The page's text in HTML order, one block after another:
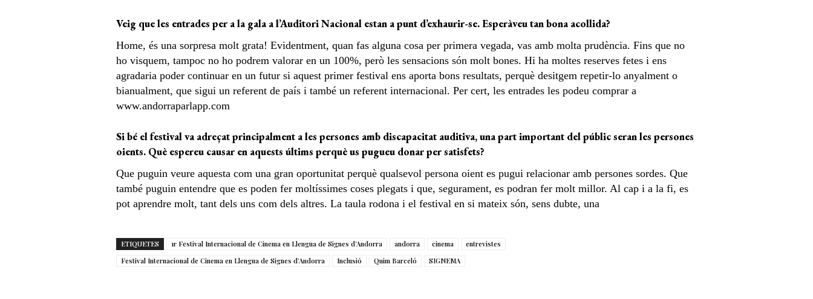
Veig que les entrades per a la gala a l’Auditori Nacional estan a punt d’exhaurir-se. Esperàveu tan bona acollida?
Home, és una sorpresa molt grata! Evidentment, quan fas alguna cosa per primera vegada, vas amb molta prudència. Fins que no
ho visquem, tampoc no ho podrem valorar en un 100%, però les sensacions són molt bones. Hi ha moltes reserves fetes i ens
agradaria poder continuar en un futur si aquest primer festival ens aporta bons resultats, perquè desitgem repetir-lo anyalment o
bianualment, que sigui un referent de país i també un referent internacional. Per cert, les entrades les podeu comprar a
www.andorraparlapp.com
Si bé el festival va adreçat principalment a les persones amb discapacitat auditiva, una part important del públic seran les persones
oients. Què espereu causar en aquests últims perquè us pugueu donar per satisfets?
Que puguin veure aquesta com una gran oportunitat perquè qualsevol persona oient es pugui relacionar amb persones sordes. Que
també puguin entendre que es poden fer moltíssimes coses plegats i que, segurament, es podran fer molt millor. Al cap i a la fi, es
pot aprendre molt, tant dels uns com dels altres. La taula rodona i el festival en si mateix són, sens dubte, una
ETIQUETES 1r Festival Internacional de Cinema en Llengua de Signes d’Andorra andorra cinema
entrevistes
Festival Internacional de Cinema en Llengua de Signes d’Andorra
Inclusió Quim Barceló SIGNEMA